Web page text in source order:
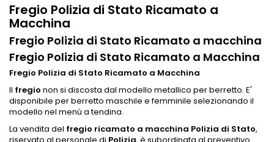
Fregio Polizia di Stato Ricamato a
Macchina
Fregio Polizia di Stato Ricamato a macchina
Fregio Polizia di Stato Ricamato a Macchina
Fregio Polizia di Stato Ricamato a Macchina
Il fregio non si discosta dal modello metallico per berretto. E'
disponibile per berretto maschile e femminile selezionando il
modello nel menù a tendina.
La vendita del fregio ricamato a macchina Polizia di Stato,
riservato al personale di Polizia, è subordinata al preventivo